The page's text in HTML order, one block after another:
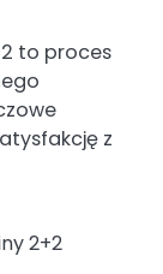
to proces
z
2+2